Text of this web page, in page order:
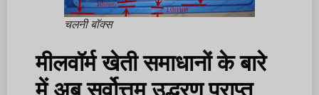
चलनी बॉक्स
मीलवॉर्म खेती समाधानों के बारे